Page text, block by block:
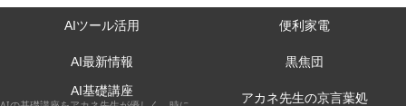
AIツール活用 便利家電
AI最新情報
黒焦団
AI基礎講座
アカネ先生の京言葉処